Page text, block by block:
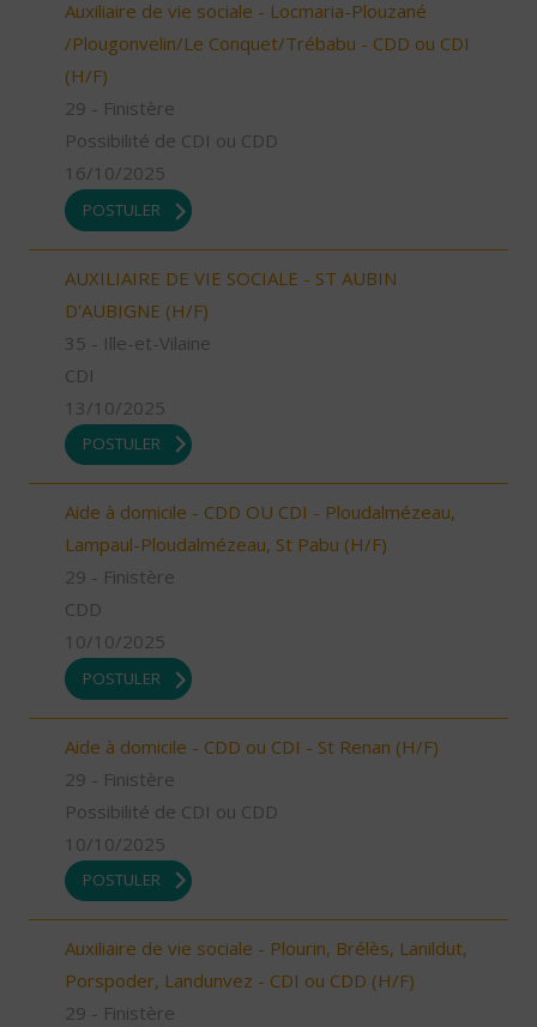
Auxiliaire de vie sociale - Locmaria-Plouzané
/Plougonvelin/Le Conquet/Trébabu - CDD ou CDI
(H/F)
29 - Finistère
Possibilité de CDI ou CDD
16/10/2025
POSTULER
AUXILIAIRE DE VIE SOCIALE - ST AUBIN
D'AUBIGNE (H/F)
35 - Ille-et-Vilaine
CDI
13/10/2025
POSTULER
Aide à domicile - CDD OU CDI - Ploudalmézeau,
Lampaul-Ploudalmézeau, St Pabu (H/F)
29 - Finistère
CDD
10/10/2025
POSTULER
Aide à domicile - CDD ou CDI - St Renan (H/F)
29 - Finistère
Possibilité de CDI ou CDD
10/10/2025
POSTULER
Auxiliaire de vie sociale - Plourin, Brélès, Lanildut,
Porspoder, Landunvez - CDI ou CDD (H/F)
29 - Finistère